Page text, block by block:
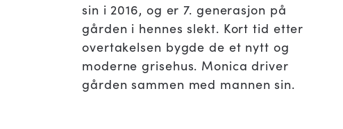
sin i 2016, og er 7. generasjon på
gården i hennes slekt. Kort tid etter
overtakelsen bygde de et nytt og
moderne grisehus. Monica driver
gården sammen med mannen sin.